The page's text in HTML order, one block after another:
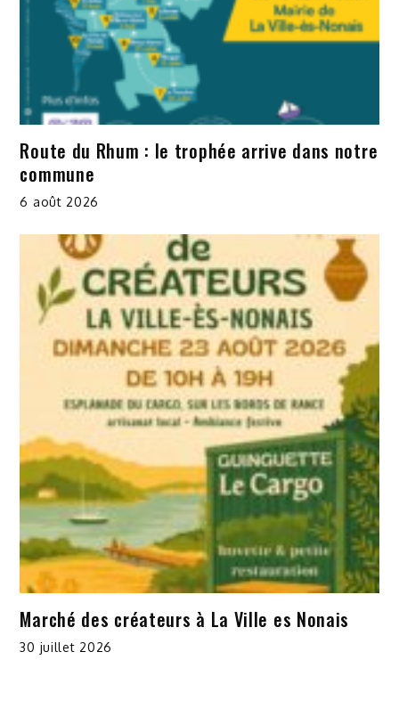
Route du Rhum : le trophée arrive dans notre
commune
6 août 2026
Marché des créateurs à La Ville es Nonais
30 juillet 2026